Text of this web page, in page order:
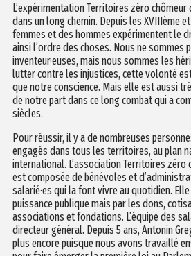
L’expérimentation Territoires zéro
dans un long chemin. Depuis les XVIIIème
femmes et des hommes expérimentent le
ainsi l’ordre des choses. Nous ne sommes
inventeur·euses, mais nous sommes les
lutter contre les injustices, cette volonté
que notre conscience. Mais elle est aussi
de notre part dans ce long combat qui a
siècles.
Pour réussir, il y a de nombreuses
engagés dans tous les territoires, au plan
international. L’association Territoires zéro
est composée de bénévoles et
salarié·es qui la font vivre au quotidien.
puissance publique mais par les dons,
associations et fondations. L’équipe des
directeur général. Depuis 5 ans, Antonin
plus encore puisque nous avons travaillé